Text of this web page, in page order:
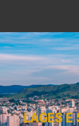
LAGES E